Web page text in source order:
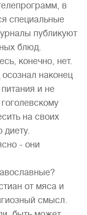
в
специальные
публикуют
блюд.
конечно, нет.
наконец
и не
на своих
диету.
- они
от мяса и
смысл.